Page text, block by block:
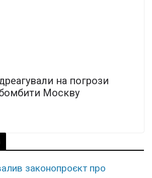
на погрози
Москву
законопроєкт про